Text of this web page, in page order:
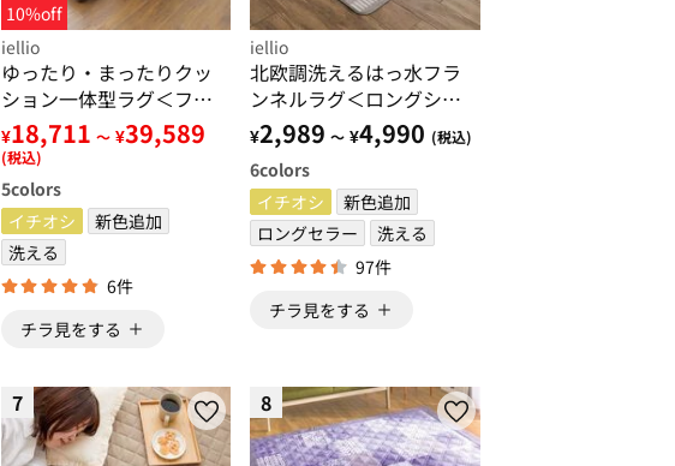
10%off
iellio
ゆったり・まったりクッ
ション一体型ラグ＜フロ
アソファ・ローソファー
＞
¥18,711 ～ ¥39,589
(税込)
5colors
イチオシ
新色追加
洗える
6件
チラ見をする
iellio
北欧調洗えるはっ水フラ
ンネルラグ＜ロングシー
ズン・床暖対応・洗濯可
能・ウォッシャブル・お
しゃれ・はっ水＞
¥2,989 ～ ¥4,990 (税込)
6colors
イチオシ
新色追加
ロングセラー
洗える
97件
チラ見をする
7 8